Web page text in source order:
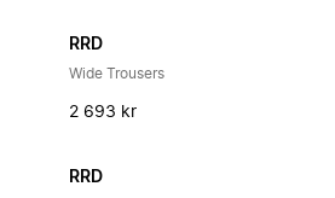
RRD
Wide Trousers
2 693 kr
RRD